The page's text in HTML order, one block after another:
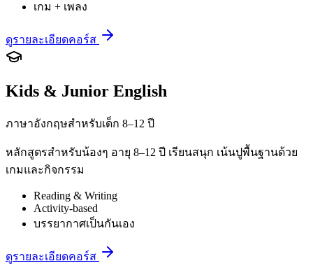
เกม + เพลง
ดูรายละเอียดคอร์ส
Kids & Junior English
ภาษาอังกฤษสำหรับเด็ก 8–12 ปี
หลักสูตรสำหรับน้องๆ อายุ 8–12 ปี เรียนสนุก เน้นปูพื้นฐานด้วย
เกมและกิจกรรม
Reading & Writing
Activity-based
บรรยากาศเป็นกันเอง
ดูรายละเอียดคอร์ส